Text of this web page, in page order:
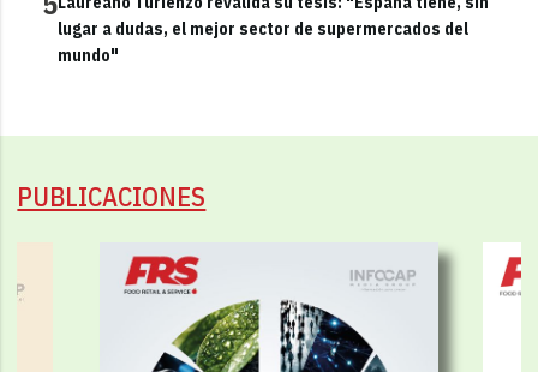
lugar a dudas, el mejor sector de supermercados del
mundo"
PUBLICACIONES